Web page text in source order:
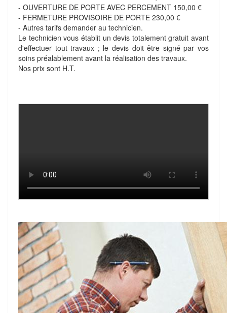
- OUVERTURE DE PORTE AVEC PERCEMENT 150,00 €
- FERMETURE PROVISOIRE DE PORTE 230,00 €
- Autres tarifs demander au technicien.
Le technicien vous établit un devis totalement gratuit avant
d'effectuer tout travaux ; le devis doit être signé par vos
soins préalablement avant la réalisation des travaux.
Nos prix sont H.T.